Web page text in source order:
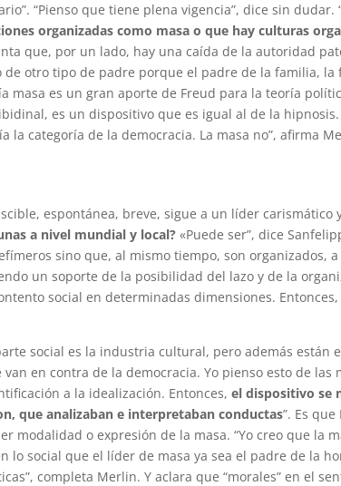
“Pienso que tiene plena vigencia”, dice sin
organizadas como masa o que hay culturas
que, por un lado, hay una caída de la autoridad
otro tipo de padre porque el padre de la familia,
masa es un gran aporte de Freud para la teoría
es un dispositivo que es igual al de la
categoría de la democracia. La masa no”, afirma
espontánea, breve, sigue a un líder carismático
a nivel mundial y local? «Puede ser”, dice
sino que, al mismo tiempo, son organizados,
un soporte de la posibilidad del lazo y de la
social en determinadas dimensiones.
social es la industria cultural, pero además están
en contra de la democracia. Yo pienso esto de las
a la idealización. Entonces, el dispositivo se
que analizaban e interpretaban conductas”. Es
modalidad o expresión de la masa. “Yo creo que la
social que el líder de masa ya sea el padre de la
completa Merlin. Y aclara que “morales” en el